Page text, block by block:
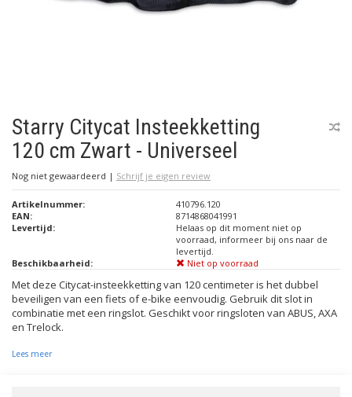
Starry Citycat Insteekketting
120 cm Zwart - Universeel
Nog niet gewaardeerd | Schrijf je eigen review
Artikelnummer:
410796.120
EAN:
8714868041991
Levertijd:
Helaas op dit moment niet op
voorraad, informeer bij ons naar de
levertijd.
Beschikbaarheid:
Niet op voorraad
Met deze Citycat-insteekketting van 120 centimeter is het dubbel
beveiligen van een fiets of e-bike eenvoudig. Gebruik dit slot in
combinatie met een ringslot. Geschikt voor ringsloten van ABUS, AXA
en Trelock.
Lees meer